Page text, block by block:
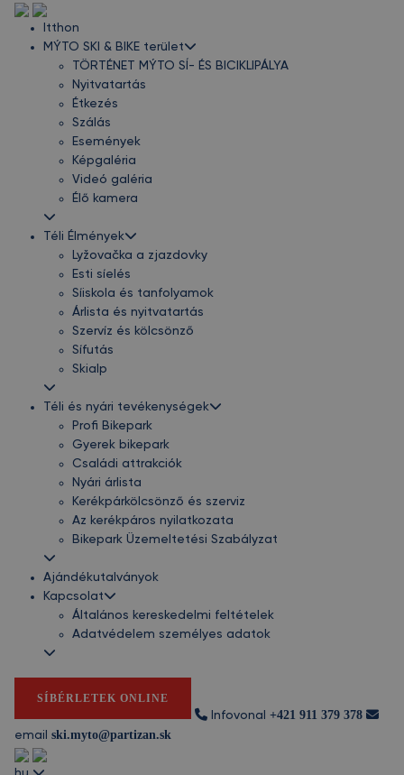
Itthon
MÝTO SKI & BIKE terület
TÖRTÉNET MÝTO SÍ- ÉS BICIKLIPÁLYA
Nyitvatartás
Étkezés
Szálás
Események
Képgaléria
Videó galéria
Élő kamera
Téli Élmények
Lyžovačka a zjazdovky
Esti síelés
Síiskola és tanfolyamok
Árlista és nyitvatartás
Szervíz és kölcsönző
Sífutás
Skialp
Téli és nyári tevékenységek
Profi Bikepark
Gyerek bikepark
Családi attrakciók
Nyári árlista
Kerékpárkölcsönző és szerviz
Az kerékpáros nyilatkozata
Bikepark Üzemeltetési Szabályzat
Ajándékutalványok
Kapcsolat
Általános kereskedelmi feltételek
Adatvédelem személyes adatok
SÍBÉRLETEK ONLINE
Infovonal +421 911 379 378
email ski.myto@partizan.sk